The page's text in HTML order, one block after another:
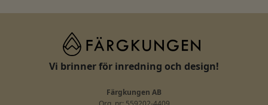
Vi brinner för inredning och design!
Färgkungen AB